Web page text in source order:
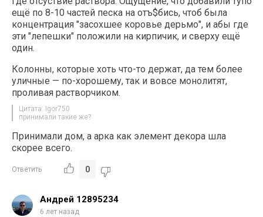
ещё по 8-10 частей песка на отъ$бись, чтоб была
концентрация "засохшее коровье дерьмо", и абы где
эти "лепешки" положили на кирпичик, и сверху ещё
один.
Колонны, которые хоть что-то держат, да тем более
уличные — по-хорошему, так и вовсе монолитят,
проливая растворчиком.
Цитата: Igor750
принимали такие же?
Принимали дом, а арка как элемент декора шла
скорее всего.
Ответить 0
Андрей 12895234
6 лет назад